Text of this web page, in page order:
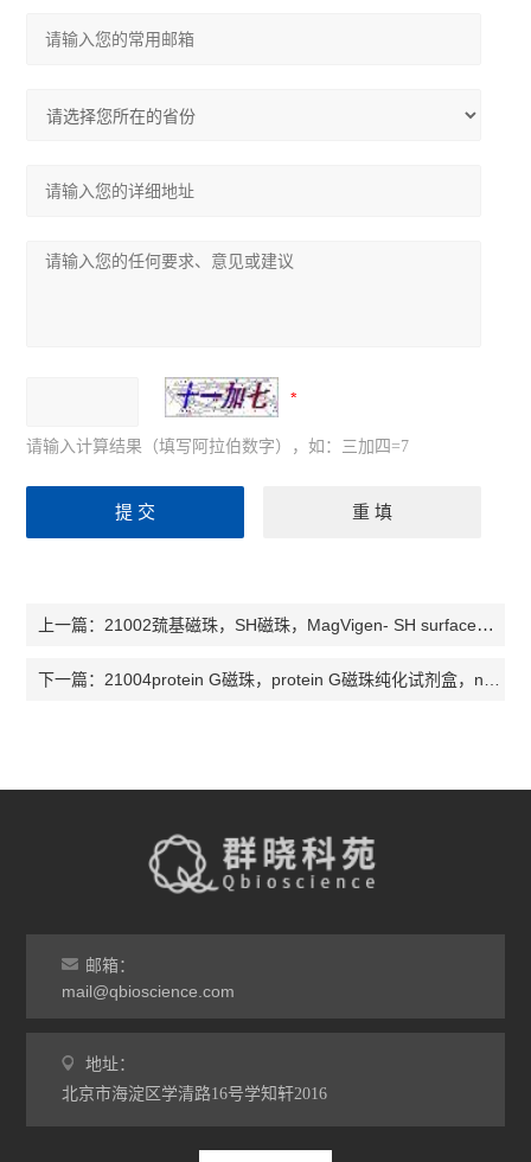
请输入计算结果（填写阿拉伯数字），如：三加四=7
上一篇：21002巯基磁珠，SH磁珠，MagVigen- SH surface，nvigen品牌
下一篇：21004protein G磁珠，protein G磁珠纯化试剂盒，nvigen品牌
邮箱：
mail@qbioscience.com
地址：
北京市海淀区学清路16号学知轩2016